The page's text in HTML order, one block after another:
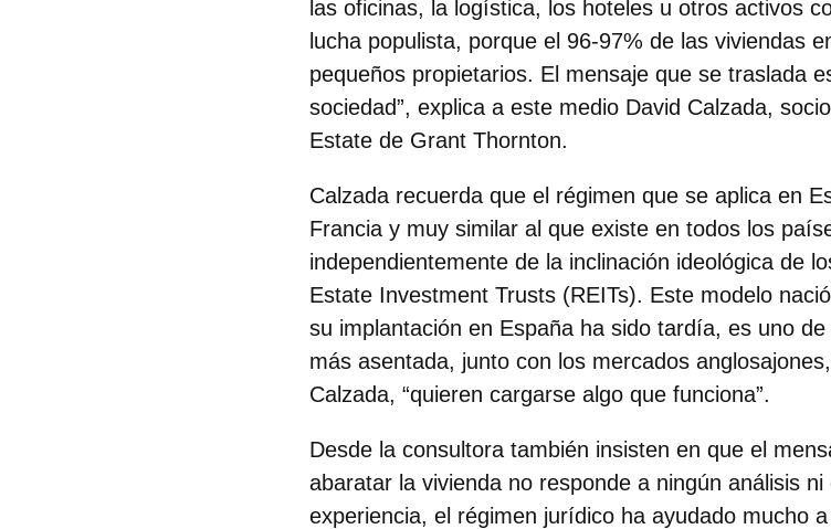
las oficinas, la logística, los hoteles u otros activos
lucha populista, porque el 96-97% de las viviendas
pequeños propietarios. El mensaje que se traslada
sociedad”, explica a este medio David Calzada,
Estate de Grant Thornton.
Calzada recuerda que el régimen que se aplica en
Francia y muy similar al que existe en todos los
independientemente de la inclinación ideológica de
Estate Investment Trusts (REITs). Este modelo
su implantación en España ha sido tardía, es uno
más asentada, junto con los mercados
Calzada, “quieren cargarse algo que funciona”.
Desde la consultora también insisten en que el
abaratar la vivienda no responde a ningún análisis
experiencia, el régimen jurídico ha ayudado mucho